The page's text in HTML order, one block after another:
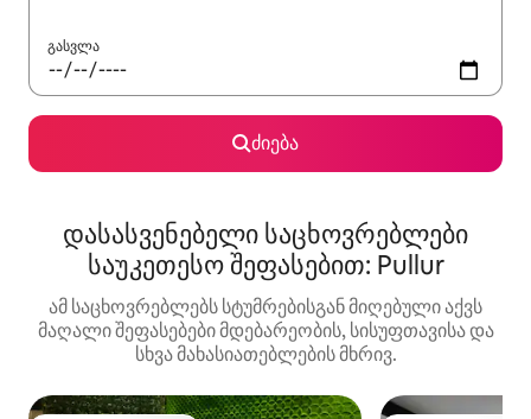
გასვლა
ძიება
დასასვენებელი საცხოვრებლები
საუკეთესო შეფასებით: Pullur
ამ საცხოვრებლებს სტუმრებისგან მიღებული აქვს
მაღალი შეფასებები მდებარეობის, სისუფთავისა და
სხვა მახასიათებლების მხრივ.